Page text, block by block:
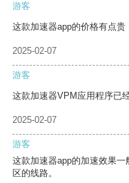
游客
这款加速器app的价格有点贵
2025-02-07
游客
这款加速器VPM应用程序已
2025-02-07
游客
这款加速器app的加速效果
区的线路。